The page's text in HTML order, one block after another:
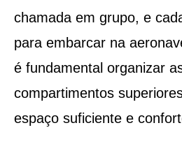
chamada em grupo, e
para embarcar na
é fundamental organizar
compartimentos
espaço suficiente e